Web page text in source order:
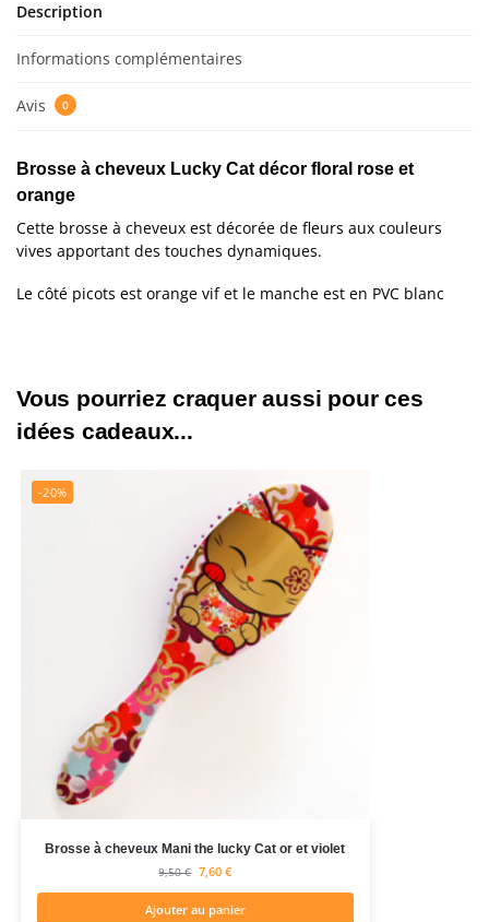
Description
Informations complémentaires
Avis 0
Brosse à cheveux Lucky Cat décor floral rose et
orange
Cette brosse à cheveux est décorée de fleurs aux couleurs
vives apportant des touches dynamiques.
Le côté picots est orange vif et le manche est en PVC blanc
Vous pourriez craquer aussi pour ces
idées cadeaux...
-20%
Brosse à cheveux Mani the lucky Cat or et violet
9,50€ 7,60€
Ajouter au panier